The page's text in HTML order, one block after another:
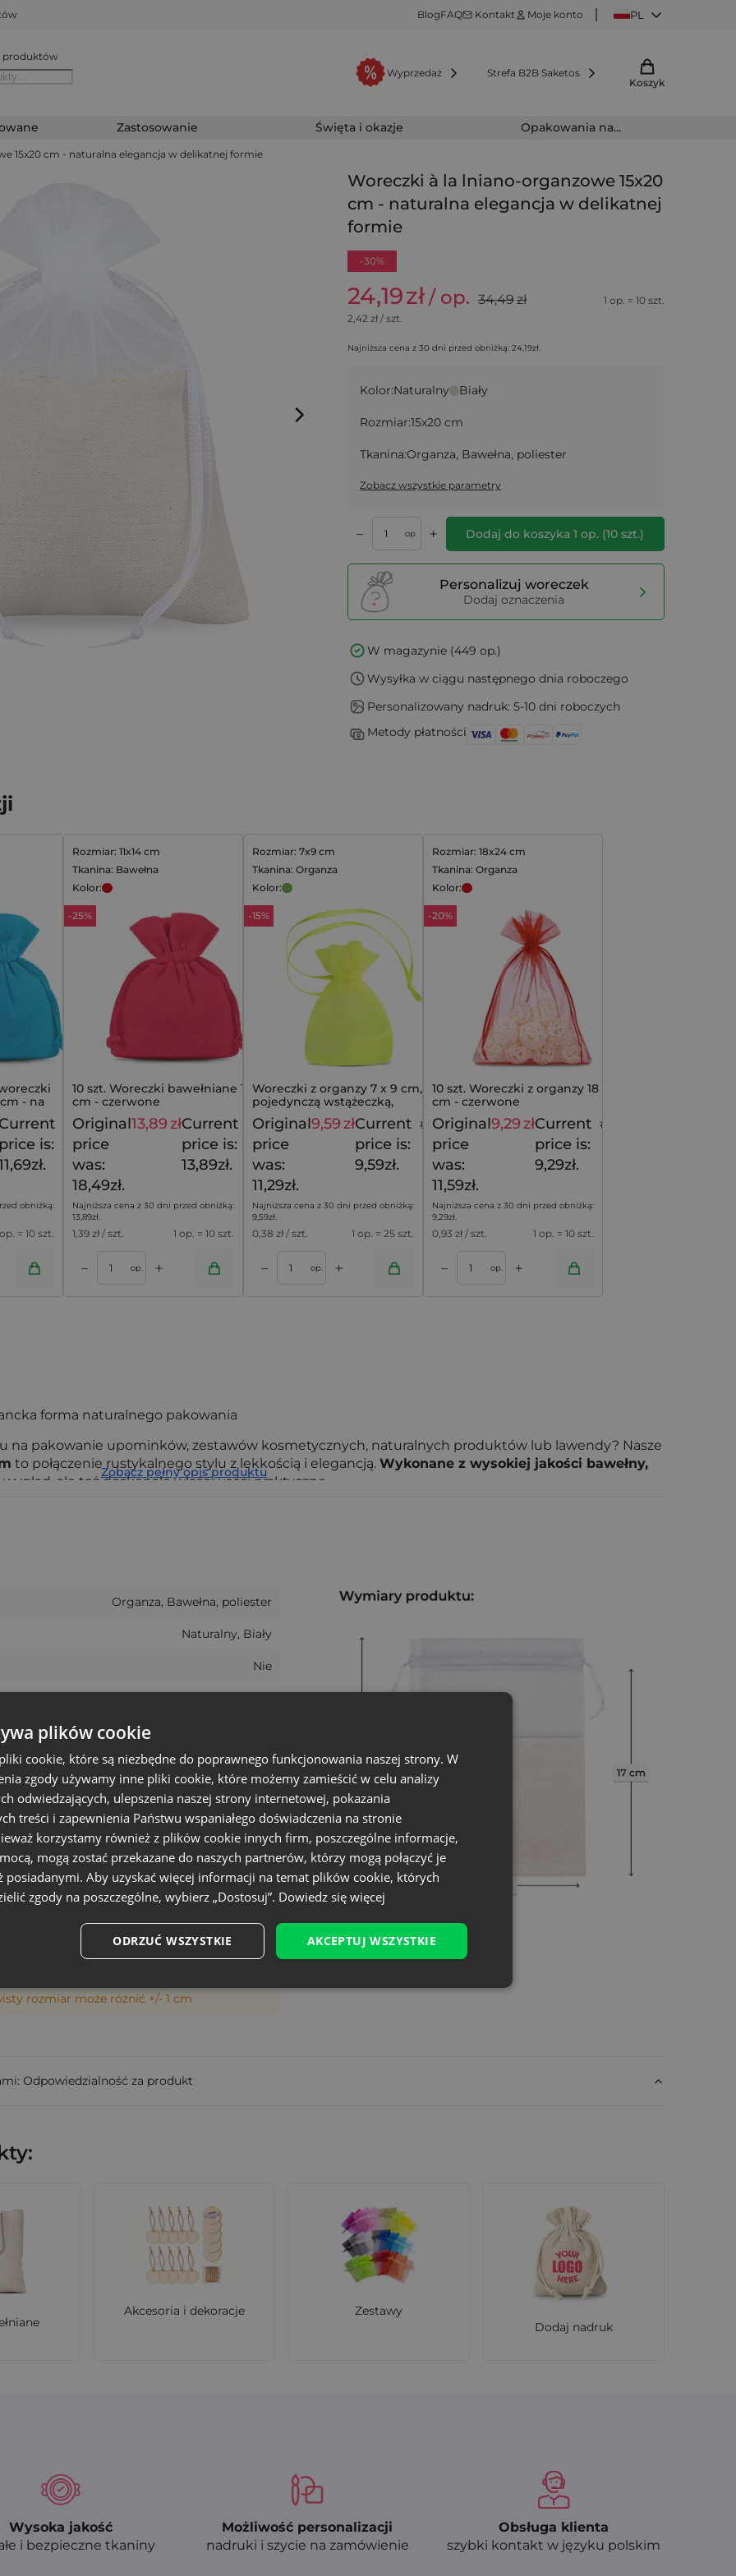
BlogFAQ Kontakt Moje konto PL
produktów
Wyprzedaż
Strefa B2B Saketos
Koszyk
Zastosowanie Święta i okazje Opakowania na...
15x20 cm - naturalna elegancja w delikatnej formie
Woreczki à la lniano-organzowe 15x20
cm - naturalna elegancja w delikatnej
formie
-30%
24,19zł/ op. 34,49zł
1 op. = 10 szt.
2,42zł / szt.
Najniższa cena z 30 dni przed obniżką: 24,19zł.
Kolor:Naturalny Biały
Rozmiar:15x20 cm
Tkanina:Organza, Bawełna, poliester
Zobacz wszystkie parametry
– op. + Dodaj do koszyka1 op. (10 szt.)
Personalizuj woreczek
Dodaj oznaczenia
W magazynie (449 op.)
Wysyłka w ciągu następnego dnia roboczego
Personalizowany nadruk: 5-10 dni roboczych
Metody płatności
- na
15,49 zł
Current
price is:
obniżką:
= 10 szt.
Rozmiar: 11x14 cm
Tkanina: Bawełna
Kolor:
-25%
10 szt. Woreczki bawełniane 11 x 14
cm - czerwone
18,49 zł
Original
price
was:
18,49zł.
13,89złCurrent
price is:
13,89zł.
Najniższa cena z 30 dni przed obniżką:
13,89zł
1,39 zł / szt. 1 op. = 10 szt.
– op. +
Rozmiar: 7x9 cm
Tkanina: Organza
Kolor:
-15%
Woreczki z organzy 7 x 9 cm, z
pojedynczą wstążeczką,
zaciągane na jedną stronę, 25 szt
11,29 zł
Original
price
was:
11,29zł.
9,59złCurrent
price is:
9,59zł.
Najniższa cena z 30 dni przed obniżką:
9,59zł
0,38 zł / szt. 1 op. = 25 szt.
– op. +
Rozmiar: 18x24 cm
Tkanina: Organza
Kolor:
-20%
10 szt. Woreczki z organzy 18 x 24
cm - czerwone
11,59
Original
price
was:
11,59zł.
9,29złCurrent
price is:
9,29zł.
Najniższa cena z 30 dni przed obniżką:
9,29zł
0,93 zł / szt. 1 op. = 10 szt.
– op. +
Dodaj do koszyka
forma naturalnego pakowania
na pakowanie upominków, zestawów kosmetycznych, naturalnych produktów lub lawendy? Nasze
to połączenie rustykalnego stylu z lekkością i elegancją. Wykonane z wysokiej jakości bawełny,
ale też doskonałe właściwości praktyczne.
à la len i organza?
suszonych ziół, herbat, mydeł czy lawendy
prezentację zawartości
gładkiej organzy i lnianej faktury dodaje klasy
do zastosowań indywidualnych, jak i komercyjnych
organza
które znajdzie zastosowanie w wielu branżach:
mydeł
eventy
jeśli zależy Ci na elegancji, funkcjonalności i naturalnym wyglądzie. Idealne do zapachowych
Kupuj bezpośrednio od producenta!
Zobacz pełny opis produktu
Organza, Bawełna, poliester
Naturalny, Biały
Nie
20 cm
17 cm
+/- 1 cm
Średni
Upominki i aromaty
LOR-1520-WTX-001
5903003411192
rozmiar może różnić +/- 1 cm
Odpowiedzialność za produkt
Akcesoria i dekoracje
Zestawy
Dodaj nadruk
Wysoka jakość
i bezpieczne tkaniny
Możliwość personalizacji
nadruki i szycie na zamówienie
Obsługa klienta
szybki kontakt w języku polskim
plików cookie
cookie, które są niezbędne do poprawnego funkcjonowania naszej strony. W
zgody używamy inne pliki cookie, które możemy zamieścić w celu analizy
odwiedzających, ulepszenia naszej strony internetowej, pokazania
treści i zapewnienia Państwu wspaniałego doświadczenia na stronie
korzystamy również z plików cookie innych firm, poszczególne informacje,
mogą zostać przekazane do naszych partnerów, którzy mogą połączyć je
posiadanymi. Aby uzyskać więcej informacji na temat plików cookie, których
zgody na poszczególne, wybierz „Dostosuj”. Dowiedz się więcej
AKCEPTUJ WSZYSTKIE
ODRZUĆ WSZYSTKIE